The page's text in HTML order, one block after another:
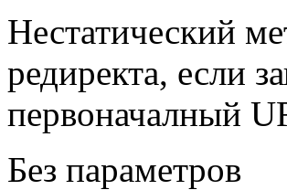
Нестатический
редиректа, если
первоначалный
Без параметров